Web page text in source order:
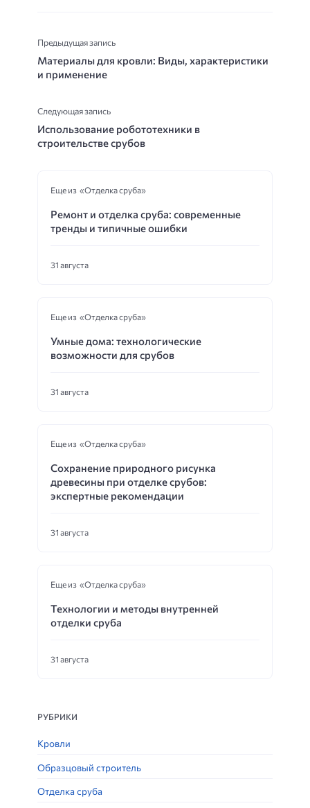
Предыдущая запись
Материалы для кровли: Виды, характеристики
и применение
Следующая запись
Использование робототехники в
строительстве срубов
Еще из «Отделка сруба»
Ремонт и отделка сруба: современные
тренды и типичные ошибки
31 августа
Еще из «Отделка сруба»
Умные дома: технологические
возможности для срубов
31 августа
Еще из «Отделка сруба»
Сохранение природного рисунка
древесины при отделке срубов:
экспертные рекомендации
31 августа
Еще из «Отделка сруба»
Технологии и методы внутренней
отделки сруба
31 августа
РУБРИКИ
Кровли
Образцовый строитель
Отделка сруба